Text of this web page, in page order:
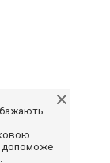
бажають
допоможе